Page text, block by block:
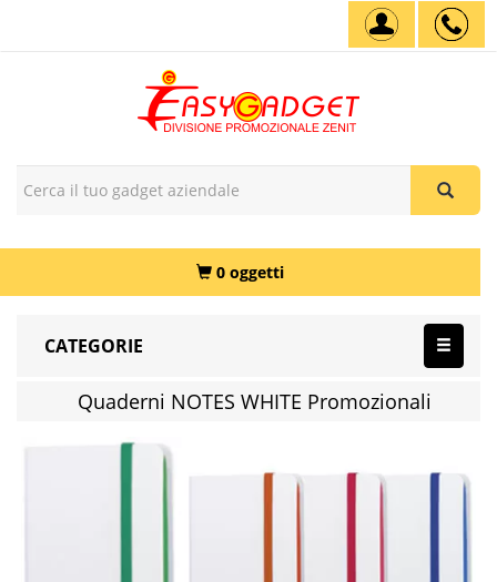
0 oggetti
CATEGORIE
Quaderni NOTES WHITE Promozionali